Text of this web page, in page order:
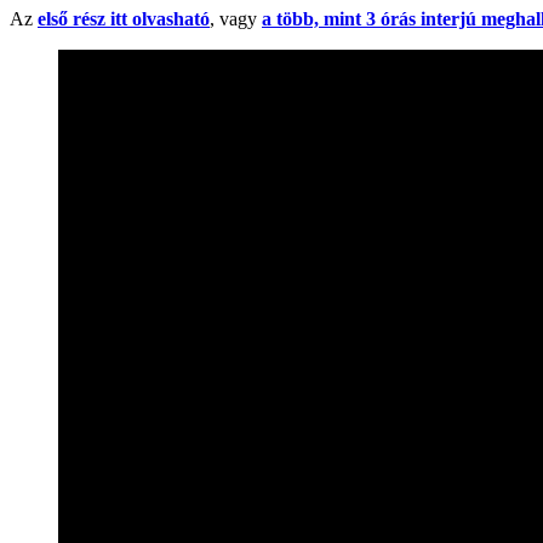
Az első rész itt olvasható, vagy a több, mint 3 órás interjú